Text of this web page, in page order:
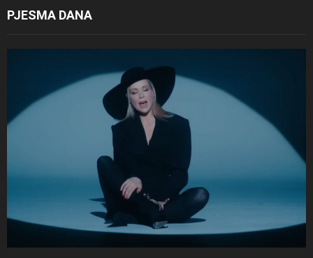
PJESMA DANA